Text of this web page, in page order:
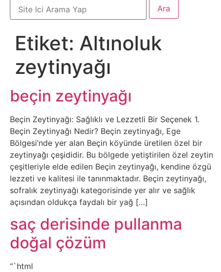
Arabalar
Bankacılık
İşlemleri
Belgesel
Bilgi
Bilgisayar
Bilim
Bitcoin
Bitkiler
Çizgi
Etiket: Altınoluk
zeytinyağı
beçin zeytinyağı
Beçin Zeytinyağı: Sağlıklı ve Lezzetli Bir Seçenek 1.
Beçin Zeytinyağı Nedir? Beçin zeytinyağı, Ege
Bölgesi’nde yer alan Beçin köyünde üretilen özel bir
zeytinyağı çeşididir. Bu bölgede yetiştirilen özel zeytin
çeşitleriyle elde edilen Beçin zeytinyağı, kendine özgü
lezzeti ve kalitesi ile tanınmaktadır. Beçin zeytinyağı,
sofralık zeytinyağı kategorisinde yer alır ve sağlık
açısından oldukça faydalı bir yağ […]
saç derisinde pullanma
doğal çözüm
“`html